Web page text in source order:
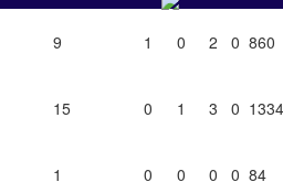
9 1 0 2 0 860
15 0 1 3 0 1334
1 0 0 0 0 84